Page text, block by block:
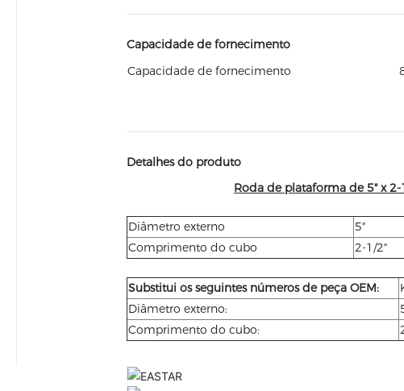
Capacidade de fornecimento
Capacidade de fornecimento
Detalhes do produto
Roda de plataforma de 5" x
Diâmetro externo 5"
Comprimento do cubo
2-1/2"
Substitui os seguintes números de peça OEM:
Diâmetro externo:
Comprimento do cubo: